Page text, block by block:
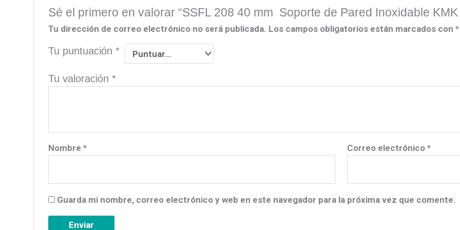
Sé el primero en valorar “SSFL 208 40 mm Soporte de Pared Inoxidable KMK
Tu dirección de correo electrónico no será publicada. Los campos obligatorios están marcados con *
Tu puntuación *
Tu valoración *
Nombre * Correo electrónico *
Guarda mi nombre, correo electrónico y web en este navegador para la próxima vez que comente.